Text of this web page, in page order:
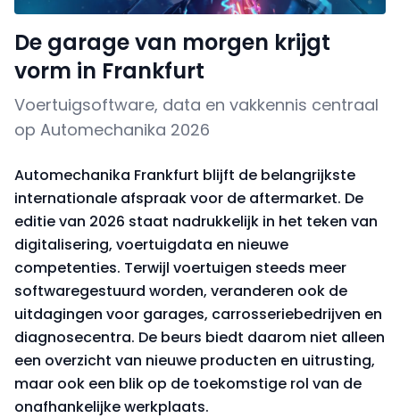
De garage van morgen krijgt
vorm in Frankfurt
Voertuigsoftware, data en vakkennis centraal
op Automechanika 2026
Automechanika Frankfurt blijft de belangrijkste
internationale afspraak voor de aftermarket. De
editie van 2026 staat nadrukkelijk in het teken van
digitalisering, voertuigdata en nieuwe
competenties. Terwijl voertuigen steeds meer
softwaregestuurd worden, veranderen ook de
uitdagingen voor garages, carrosseriebedrijven en
diagnosecentra. De beurs biedt daarom niet alleen
een overzicht van nieuwe producten en uitrusting,
maar ook een blik op de toekomstige rol van de
onafhankelijke werkplaats.